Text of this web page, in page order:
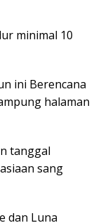
minimal 10
ini Berencana
halaman
tanggal
sang
dan Luna